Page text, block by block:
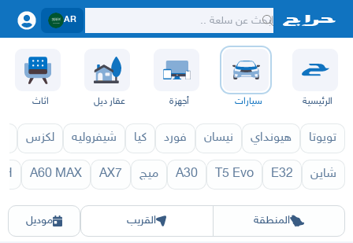
AR
الرئيسية سيارات أجهزة عقار ديل اثاث
تويوتا هيونداي نيسان فورد كيا شيفروليه لكزس
شاين E32
T5 Evo
A30 ميج AX7
A60 MAX
المنطقة
الرياض الشرقيه المدينة الطايف القصيمحائل أبها الباحة
القريب موديل
1971 C35 1970